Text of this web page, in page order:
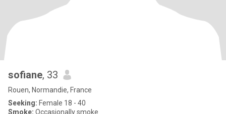
sofiane, 33
Rouen, Normandie, France
Seeking: Female 18 - 40
Smoke: Occasionally smoke